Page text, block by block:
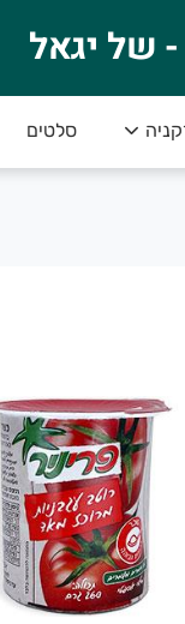
הכי איכותי
ביותר.
ומסודרים.
של יגאל
סלטים